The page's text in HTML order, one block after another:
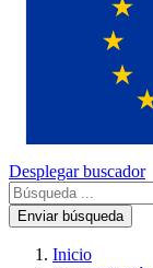
Desplegar buscador
Enviar búsqueda
Inicio